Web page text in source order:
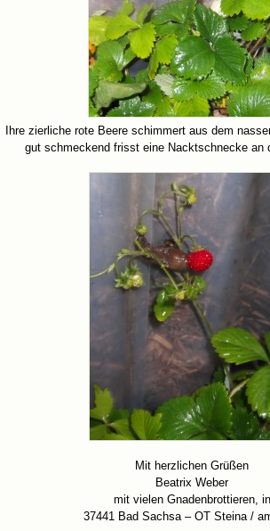
Ihre zierliche rote Beere schimmert aus dem
gut schmeckend frisst eine Nacktschnecke an
Mit herzlichen Grüßen
Beatrix Weber
mit vielen Gnadenbrottieren, in
37441 Bad Sachsa – OT Steina /